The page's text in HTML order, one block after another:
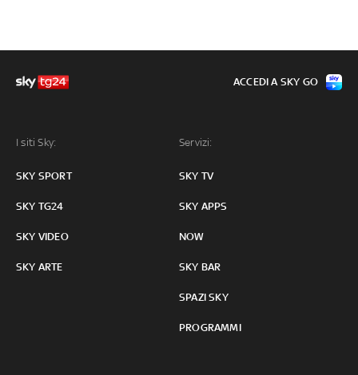
I siti Sky:
SKY SPORT
SKY TG24
SKY VIDEO
SKY ARTE
Servizi:
SKY TV
SKY APPS
NOW
SKY BAR
SPAZI SKY
PROGRAMMI
ACCEDI A SKY GO